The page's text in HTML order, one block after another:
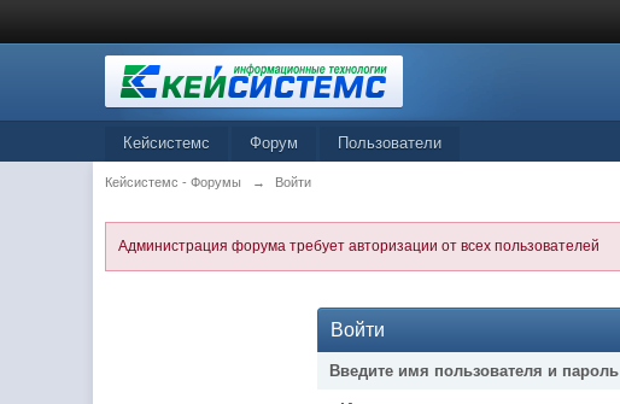
Кейсистемс Форум Пользователи
Кейсистемс - Форумы → Войти
Администрация форума требует авторизации от всех пользователей
Войти
Введите имя пользователя и пароль